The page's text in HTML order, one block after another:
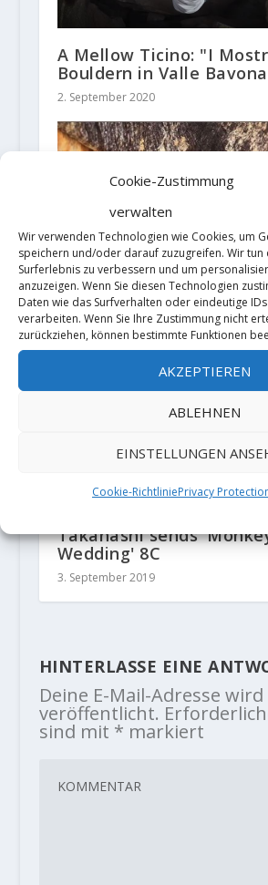
Cookie-Zustimmung
verwalten
Wir verwenden Technologien wie Cookies, um
speichern und/oder darauf zuzugreifen. Wir tun
Surferlebnis zu verbessern und um
anzuzeigen. Wenn Sie diesen Technologien
Daten wie das Surfverhalten oder eindeutige
verarbeiten. Wenn Sie Ihre Zustimmung nicht
zurückziehen, können bestimmte Funktionen
AKZEPTIEREN
ABLEHNEN
EINSTELLUNGEN
Cookie-RichtliniePrivacy
A Mellow Ticino: "I
Bouldern in Valle Bavona
2. September 2020
Takahashi sends
Wedding' 8C
3. September 2019
HINTERLASSE EINE
Deine E-Mail-Adresse
veröffentlicht.
sind mit * markiert